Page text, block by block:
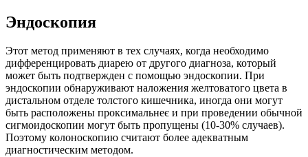
Эндоскопия
Этот метод применяют в тех случаях, когда необходимо
дифференцировать диарею от другого диагноза, который
может быть подтвержден с помощью эндоскопии. При
эндоскопии обнаруживают наложения желтоватого цвета в
дистальном отделе толстого кишечника, иногда они могут
быть расположены проксимальнеє и при проведении обычной
сигмоидоскопии могут быть пропущены (10-30% случаев).
Поэтому колоноскопию считают более адекватным
диагностическим методом.